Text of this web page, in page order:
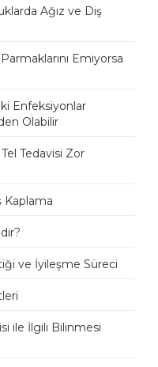
Ağız ve Diş
Emiyorsa
Enfeksiyonlar
Olabilir
Tedavisi Zor
Kaplama
ve İyileşme Süreci
ile İlgili Bilinmesi